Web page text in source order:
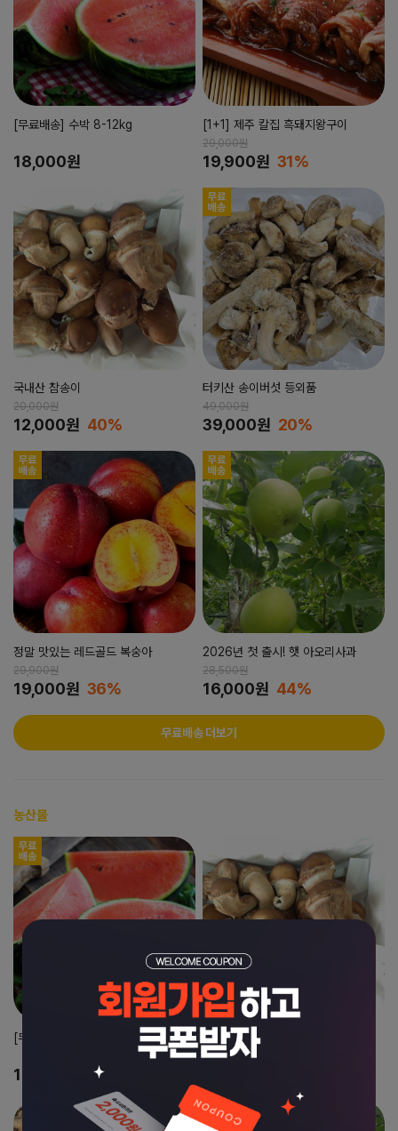
[무료배송] 수박 8-12kg
18,000원
[1+1] 제주 칼집 흑돼지왕구이
29,000원
19,900원 31%
국내산 참송이
20,000원
12,000원 40%
터키산 송이버섯 등외품
49,000원
39,000원 20%
정말 맛있는 레드골드 복숭아
29,900원
19,000원 36%
2026년 첫 출시! 햇 아오리사과
28,500원
16,000원 44%
무료배송 더보기
농산물
[무료배송] 수박 8-12kg
18,000원
국내산 참송이
20,000원